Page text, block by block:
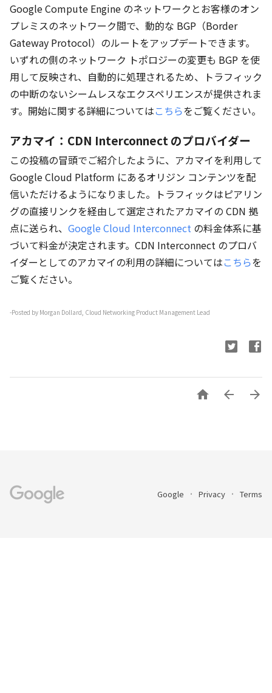
Google Compute Engine のネットワークとお客様のオン
プレミスのネットワーク間で、動的な BGP（Border
Gateway Protocol）のルートをアップデートできます。
いずれの側のネットワーク トポロジーの変更も BGP を使
用して反映され、自動的に処理されるため、トラフィック
の中断のないシームレスなエクスペリエンスが提供されま
す。開始に関する詳細についてはこちらをご覧ください。
アカマイ：CDN Interconnect のプロバイダー
この投稿の冒頭でご紹介したように、アカマイを利用して
Google Cloud Platform にあるオリジン コンテンツを配
信いただけるようになりました。トラフィックはピアリン
グの直接リンクを経由して選定されたアカマイの CDN 拠
点に送られ、 Google Cloud Interconnect の料金体系に基
づいて料金が決定されます。CDN Interconnect のプロバ
イダーとしてのアカマイの利用の詳細についてはこちらを
ご覧ください。
-Posted by Morgan Dollard, Cloud Networking Product Management Lead
  
Google Privacy Terms